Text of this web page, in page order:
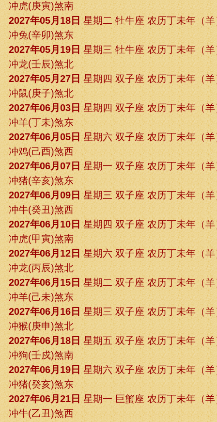
冲虎(庚寅)煞南
2027年05月18日 星期二 牡牛座 农历丁未年（
冲兔(辛卯)煞东
2027年05月19日 星期三 牡牛座 农历丁未年（
冲龙(壬辰)煞北
2027年05月27日 星期四 双子座 农历丁未年（
冲鼠(庚子)煞北
2027年06月03日 星期四 双子座 农历丁未年（
冲羊(丁未)煞东
2027年06月05日 星期六 双子座 农历丁未年（
冲鸡(己酉)煞西
2027年06月07日 星期一 双子座 农历丁未年（
冲猪(辛亥)煞东
2027年06月09日 星期三 双子座 农历丁未年（
冲牛(癸丑)煞西
2027年06月10日 星期四 双子座 农历丁未年（
冲虎(甲寅)煞南
2027年06月12日 星期六 双子座 农历丁未年（
冲龙(丙辰)煞北
2027年06月15日 星期二 双子座 农历丁未年（
冲羊(己未)煞东
2027年06月16日 星期三 双子座 农历丁未年（
冲猴(庚申)煞北
2027年06月18日 星期五 双子座 农历丁未年（
冲狗(壬戍)煞南
2027年06月19日 星期六 双子座 农历丁未年（
冲猪(癸亥)煞东
2027年06月21日 星期一 巨蟹座 农历丁未年（
冲牛(乙丑)煞西